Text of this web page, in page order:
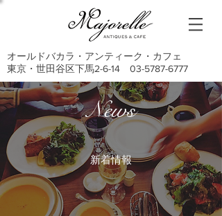
オールドバカラ・アンティーク・カフェ
東京・世田谷区下馬2-6-14 03-5787-6777
News
新着情報